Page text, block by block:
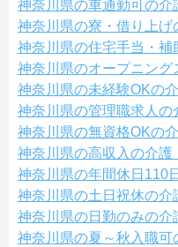
神奈川県の車通勤可の介
神奈川県の寮・借り上げ
神奈川県の住宅手当・補
神奈川県のオープニング
神奈川県の未経験OKの
神奈川県の管理職求人の
神奈川県の無資格OKの
神奈川県の高収入の介護
神奈川県の年間休日110
神奈川県の土日祝休の介
神奈川県の日勤のみの介
神奈川県の夏～秋入職可